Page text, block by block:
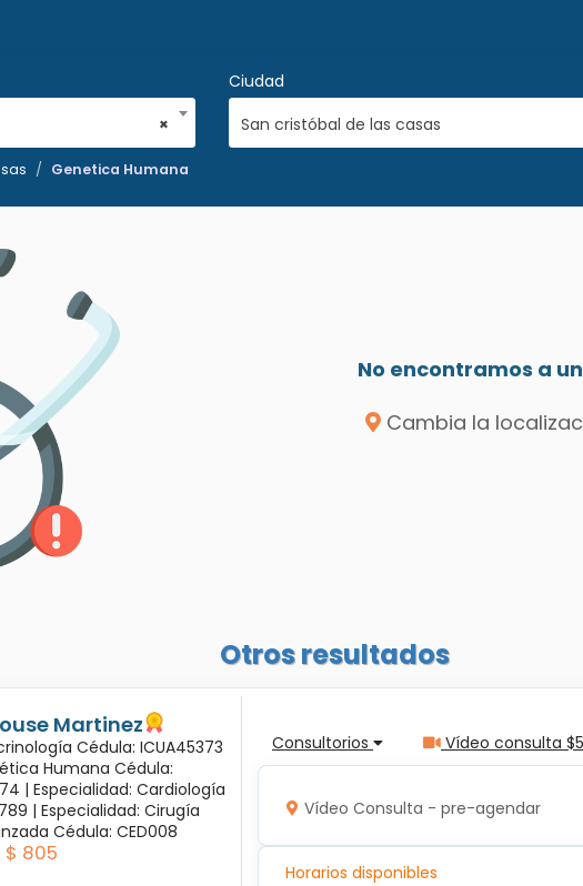
×
Ciudad
San cristóbal de las casas
Genetica Humana
No encontramos a
Cambia la
Otros resultados
Martinez
Cédula: ICUA45373
Humana Cédula:
| Especialidad: Cardiología
| Especialidad: Cirugía
Cédula: CED008
$ 805
Consultorios Vídeo consulta
Vídeo Consulta - pre-agendar
Horarios disponibles